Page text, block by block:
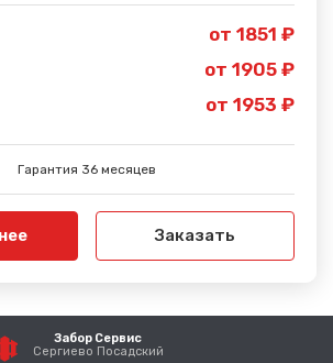
от 1851 ₽
от 1905 ₽
от 1953 ₽
Гарантия 36 месяцев
Заказать
Забор Сервис
Сергиево Посадский